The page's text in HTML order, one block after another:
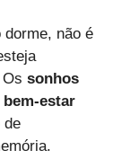
dorme, não é
sonhos
estar
de